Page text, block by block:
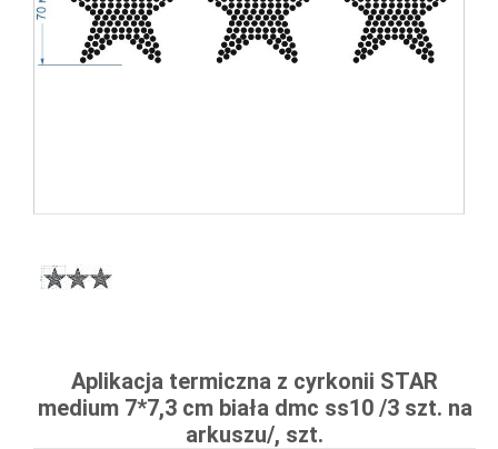
Aplikacja termiczna z cyrkonii STAR
medium 7*7,3 cm biała dmc ss10 /3 szt. na
arkuszu/, szt.